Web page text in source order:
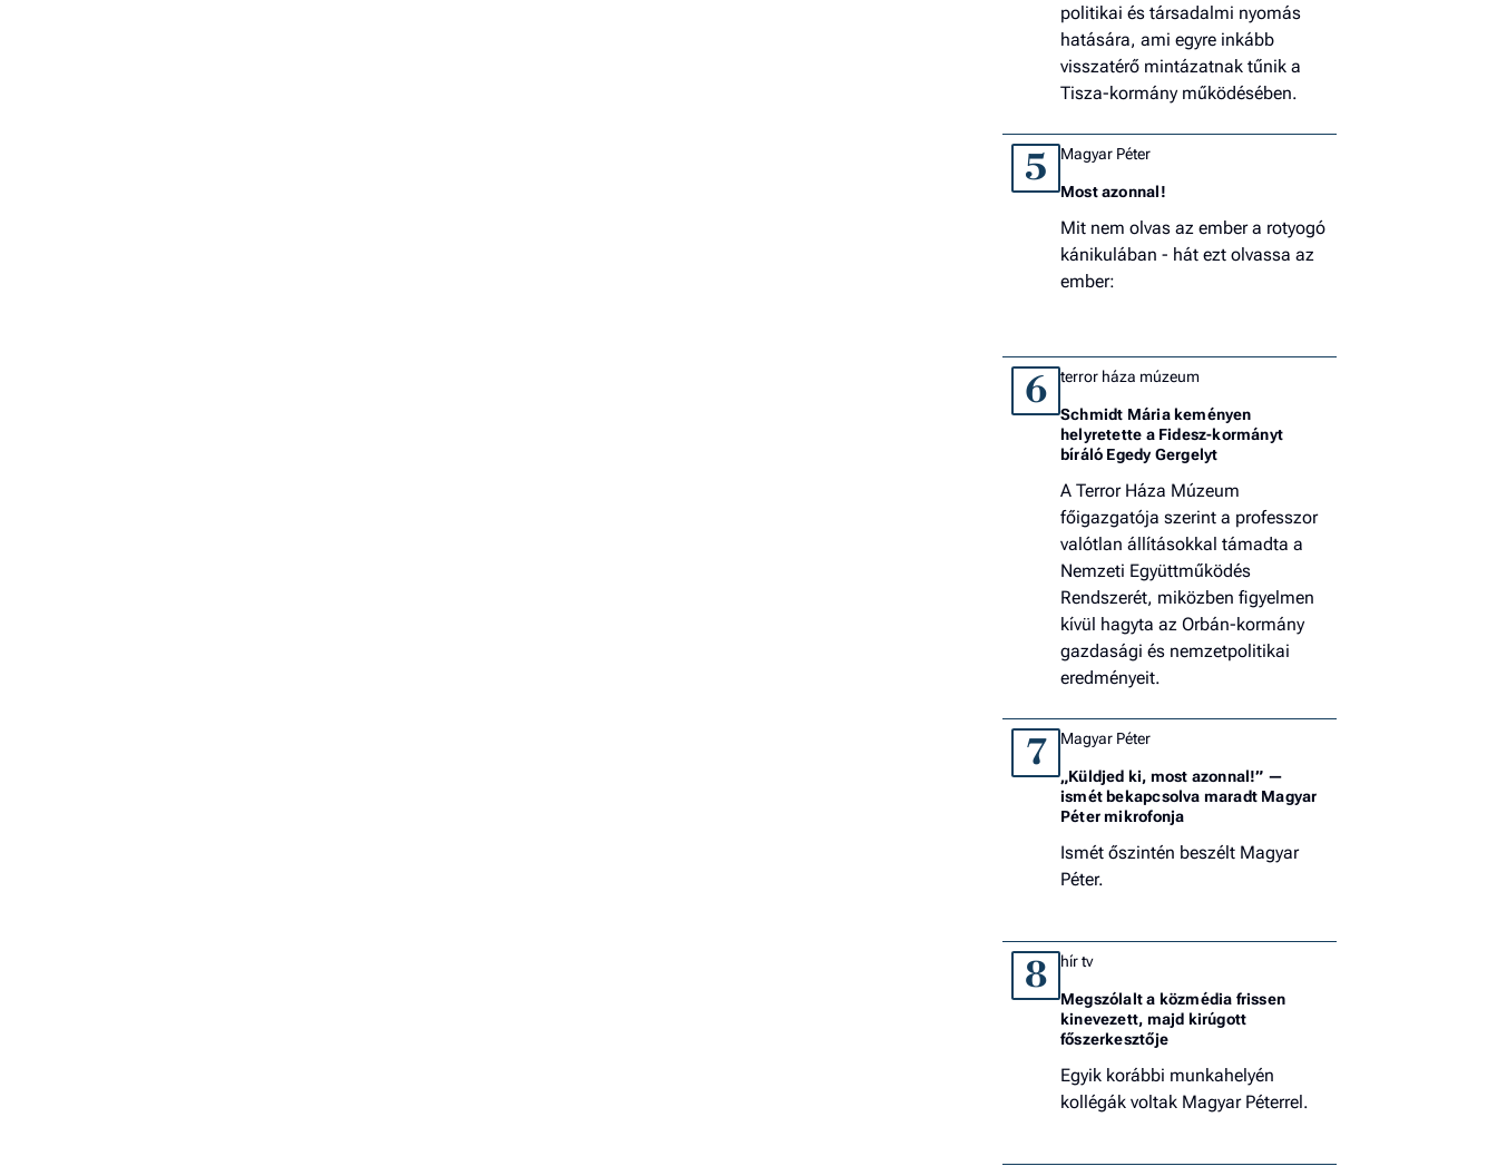
politikai és társadalmi nyomás
hatására, ami egyre inkább
visszatérő mintázatnak tűnik a
Tisza-kormány működésében.
5 Magyar Péter
Most azonnal!
Mit nem olvas az ember a rotyogó
kánikulában - hát ezt olvassa az
ember:
6 terror háza múzeum
Schmidt Mária keményen
helyretette a Fidesz-kormányt
bíráló Egedy Gergelyt
A Terror Háza Múzeum
főigazgatója szerint a professzor
valótlan állításokkal támadta a
Nemzeti Együttműködés
Rendszerét, miközben figyelmen
kívül hagyta az Orbán-kormány
gazdasági és nemzetpolitikai
eredményeit.
7 Magyar Péter
„Küldjed ki, most azonnal!” —
ismét bekapcsolva maradt Magyar
Péter mikrofonja
Ismét őszintén beszélt Magyar
Péter.
8 hír tv
Megszólalt a közmédia frissen
kinevezett, majd kirúgott
főszerkesztője
Egyik korábbi munkahelyén
kollégák voltak Magyar Péterrel.